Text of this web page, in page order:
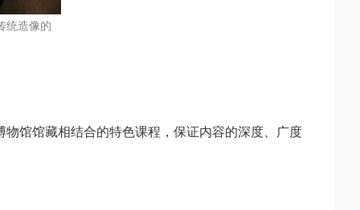
统造像的
馆馆藏相结合的特色课程，保证内容的深度、广度